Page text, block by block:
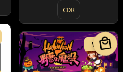
CDR
VIPlocal_mall